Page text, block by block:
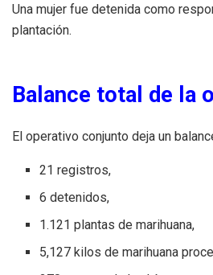
Una mujer fue detenida como
plantación.
Balance total de la
El operativo conjunto deja un
21 registros,
6 detenidos,
1.121 plantas de marihuana,
5,127 kilos de marihuana